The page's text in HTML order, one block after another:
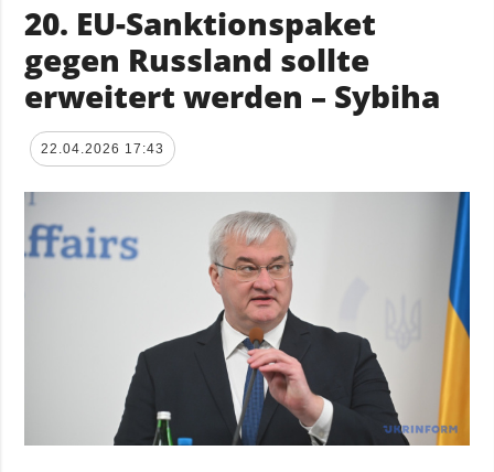
20. EU-Sanktionspaket
gegen Russland sollte
erweitert werden – Sybiha
22.04.2026 17:43